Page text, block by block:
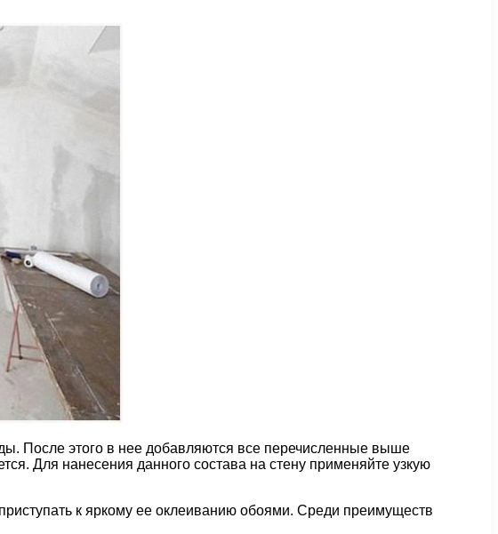
После этого в нее добавляются все перечисленные выше
Для нанесения данного состава на стену применяйте узкую
к яркому ее оклеиванию обоями. Среди преимуществ